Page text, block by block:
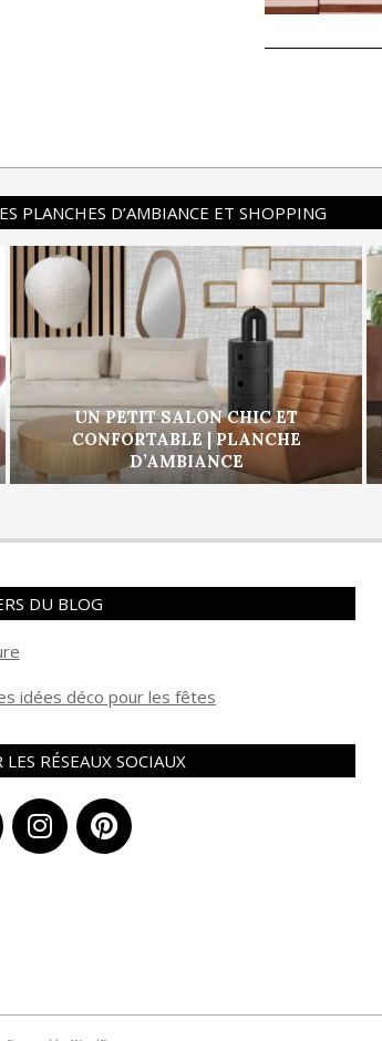
PLANCHES D’AMBIANCE ET SHOPPING
UN PETIT SALON CHIC ET
CONFORTABLE | PLANCHE
D’AMBIANCE
DU BLOG
idées déco pour les fêtes
RÉSEAUX SOCIAUX